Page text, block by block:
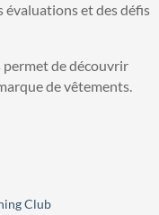
évaluations et des défis
permet de découvrir
de vêtements.
Club